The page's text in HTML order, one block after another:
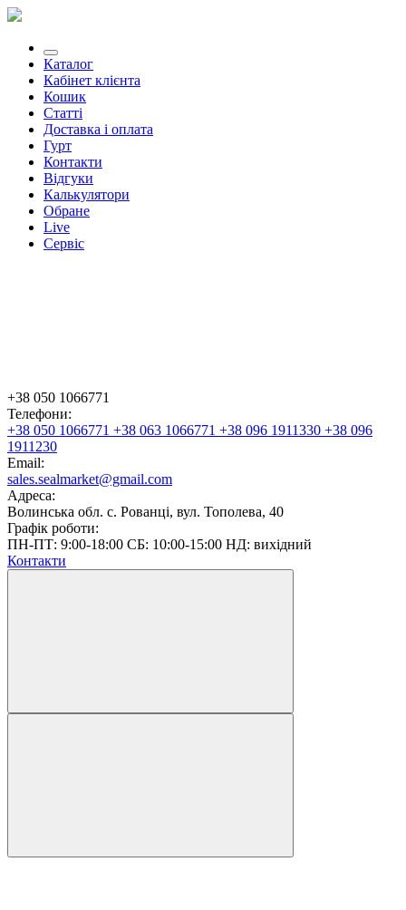
Каталог
Кабінет клієнта
Кошик
Статті
Доставка і оплата
Гурт
Контакти
Відгуки
Калькулятори
Обране
Live
Сервіс
+38 050 1066771
Телефони:
+38 050 1066771 +38 063 1066771 +38 096 1911330 +38 096
1911230
Email:
sales.sealmarket@gmail.com
Адреса:
Волинська обл. с. Рованці, вул. Тополева, 40
Графік роботи:
ПН-ПТ: 9:00-18:00 СБ: 10:00-15:00 НД: вихідний
Контакти